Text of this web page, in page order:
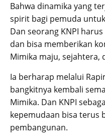
Bahwa dinamika yang
spirit bagi pemuda
Dan seorang KNPI
dan bisa memberikan
Mimika maju, sejahtera,
Ia berharap melalui
bangkitnya kembali
Mimika. Dan KNPI
kepemudaan bisa terus
pembangunan.